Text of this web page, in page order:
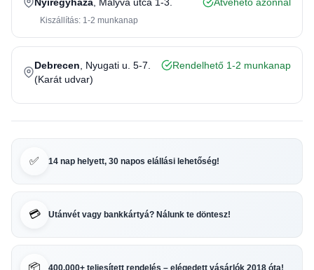
Kiszállítás: 1-2 munkanap
Debrecen , Nyugati u. 5-7.
(Karát udvar)
Rendelhető 1-2 munkanap
✅ 14 nap helyett, 30 napos elállási lehetőség!
💳 Utánvét vagy bankkártyá? Nálunk te döntesz!
📦 400.000+ teljesített rendelés – elégedett vásárlók 2018 óta!